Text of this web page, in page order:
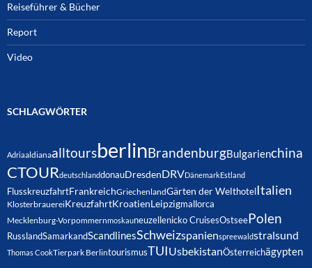
Reiseführer & Bücher
Report
Video
SCHLAGWÖRTER
AdriaaldianaalltoursberlinBrandenburgBulgarienchina
CTOURdeutschlanddonauDresdenDRVDänemarkEstland
FlusskreuzfahrtFrankreichGriechenlandGärten der Welthotel Italien
KlosterbrauereiKreuzfahrtKroatienLeipzigmallorca
Mecklenburg-Vorpommernmoskauneuzellenicko CruisesOstseePolen
RusslandSamarkandScandlinesSchweizspanienspreewaldstralsund
Thomas CookTierpark BerlintourismusTUIUsbekistanÖsterreichägypten